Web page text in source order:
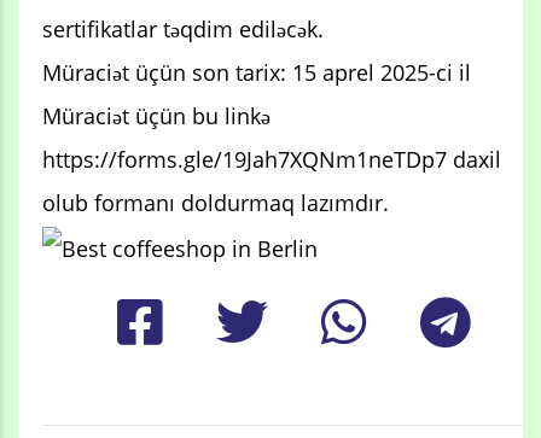
sertifikatlar təqdim ediləcək.
Müraciət üçün son tarix: 15 aprel 2025-ci il
Müraciət üçün bu linkə
https://forms.gle/19Jah7XQNm1neTDp7 daxil
olub formanı doldurmaq lazımdır.